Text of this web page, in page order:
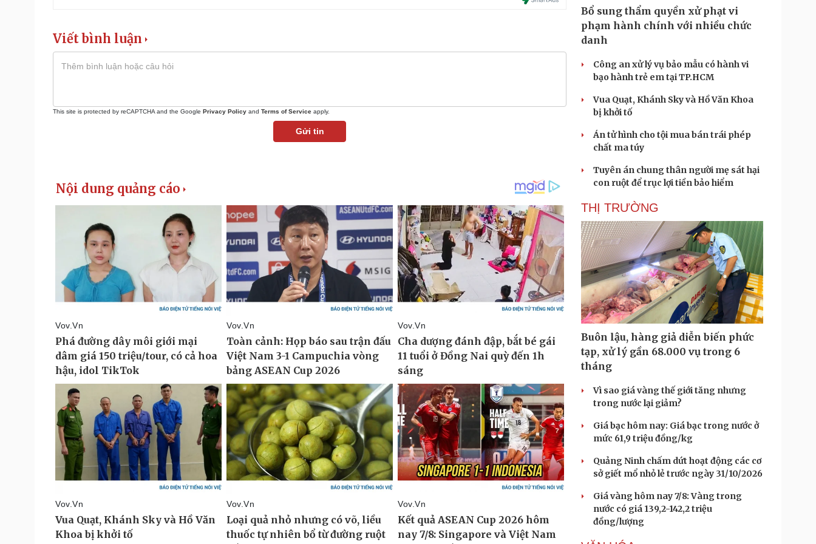
Viết bình luận
This site is protected by reCAPTCHA and the Google Privacy Policy and Terms of Service apply.
Gửi tin
Bổ sung thẩm quyền xử phạt vi
phạm hành chính với nhiều chức
danh
Công an xử lý vụ bảo mẫu có hành vi
bạo hành trẻ em tại TP.HCM
Vua Quạt, Khánh Sky và Hồ Văn Khoa
bị khởi tố
Án tử hình cho tội mua bán trái phép
chất ma túy
Tuyên án chung thân người mẹ sát hại
con ruột để trục lợi tiền bảo hiểm
THỊ TRƯỜNG
Buôn lậu, hàng giả diễn biến phức
tạp, xử lý gần 68.000 vụ trong 6
tháng
Vì sao giá vàng thế giới tăng nhưng
trong nước lại giảm?
Giá bạc hôm nay: Giá bạc trong nước ở
mức 61,9 triệu đồng/kg
Quảng Ninh chấm dứt hoạt động các cơ
sở giết mổ nhỏ lẻ trước ngày 31/10/2026
Giá vàng hôm nay 7/8: Vàng trong
nước có giá 139,2-142,2 triệu
đồng/lượng